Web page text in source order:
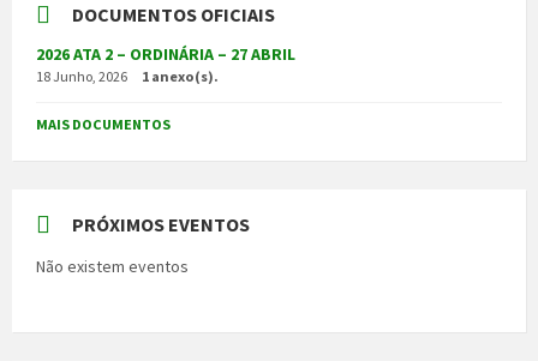
DOCUMENTOS OFICIAIS
2026 ATA 2 – ORDINÁRIA – 27 ABRIL
18 Junho, 2026 1 anexo(s).
MAIS DOCUMENTOS
PRÓXIMOS EVENTOS
Não existem eventos